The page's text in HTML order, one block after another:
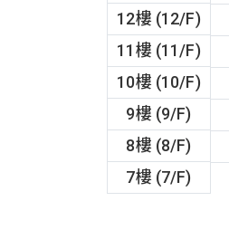
12樓 (12/F)
11樓 (11/F)
10樓 (10/F)
9樓 (9/F)
8樓 (8/F)
7樓 (7/F)